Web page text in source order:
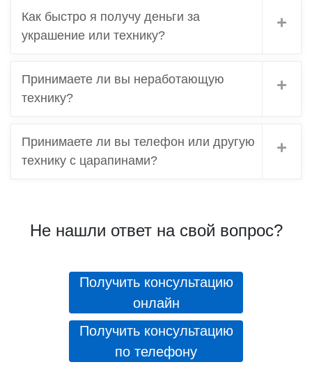
Как быстро я получу деньги за
украшение или технику?
Принимаете ли вы неработающую
технику?
Принимаете ли вы телефон или другую
технику с царапинами?
Не нашли ответ на свой вопрос?
Получить консультацию
онлайн
Получить консультацию
по телефону